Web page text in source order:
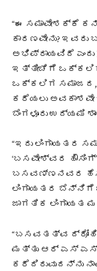
“ಈ ಸಮಾವೇಶಕ್ಕೆ
ಕಾರಣವೇನು?
ಅಭಿಪ್ರಾಯವಿದೆ
ಇತ್ತೀಚೆಗೆ
ಒಕ್ಕಲಿಗ ಸಮಾಜದ,
ಕರೆಯಲು ಅವಕಾಶವೇ
ಬೆಂಗಳೂರು ಉದ್ಯಮಿ
“ಇದು ಲಿಂಗಾಯತರ
‘ಬಸವೇಶ್ವರ
ಬಸವಣ್ಣನವರ
ಲಿಂಗಾಯತರ ಬೆನ್ನಿಗೆ
ಜಾಗತಿಕ ಲಿಂಗಾಯತ
“ಬಸವತತ್ವ
ಮತ್ತು ಆರ್ ಎಸ್ ಎಸ್
ಕರೆದಿರುವುದನ್ನು